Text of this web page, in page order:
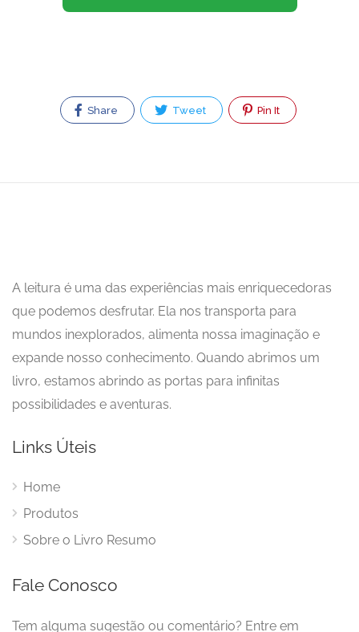
Share Tweet Pin It
A leitura é uma das experiências mais enriquecedoras
que podemos desfrutar. Ela nos transporta para
mundos inexplorados, alimenta nossa imaginação e
expande nosso conhecimento. Quando abrimos um
livro, estamos abrindo as portas para infinitas
possibilidades e aventuras.
Links Úteis
Home
Produtos
Sobre o Livro Resumo
Fale Conosco
Tem alguma sugestão ou comentário? Entre em